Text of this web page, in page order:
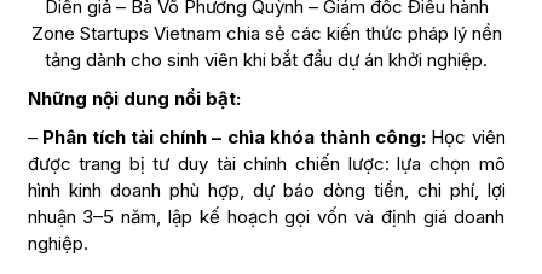
Diễn giả – Bà Võ Phương Quỳnh – Giám đốc Điều hành
Zone Startups Vietnam chia sẻ các kiến thức pháp lý nền
tảng dành cho sinh viên khi bắt đầu dự án khởi nghiệp.
Những nội dung nổi bật:
– Phân tích tài chính – chìa khóa thành công: Học viên
được trang bị tư duy tài chính chiến lược: lựa chọn mô
hình kinh doanh phù hợp, dự báo dòng tiền, chi phí, lợi
nhuận 3–5 năm, lập kế hoạch gọi vốn và định giá doanh
nghiệp.